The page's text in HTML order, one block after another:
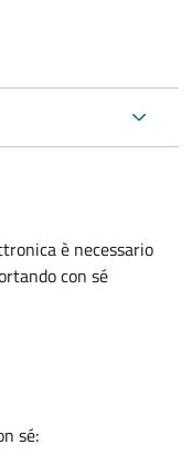
è necessario
con sé
sé: